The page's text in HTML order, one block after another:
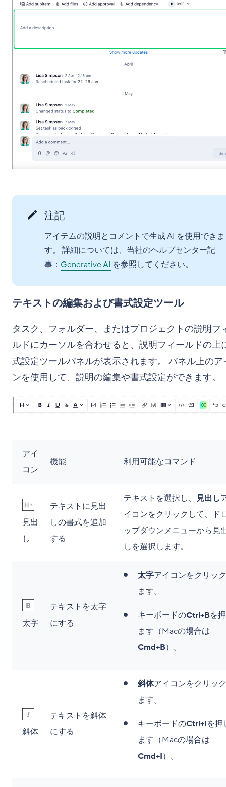
注記
アイテムの説明とコメントで生成 AI を使用できま
す。 詳細については、当社のヘルプセンター記
事： Generative AI を参照してください。
テキストの編集および書式設定ツール
タスク、フォルダー、またはプロジェクトの説明フ
ルドにカーソルを合わせると、説明フィールドの上
式設定ツールパネルが表示されます。 パネル上のア
ンを使用して、説明の編集や書式設定ができます。
アイ
コン
機能 利用可能なコマンド
見出
し
テキストに見出
しの書式を追加
する
テキストを選択し、 見出し
イコンをクリックして、ド
ップダウンメニューから見
しを選択します。
太字
テキストを太字
にする
太字アイコンをクリッ
ます。
キーボードのCtrl+Bを
ます（Macの場合は
Cmd+B）。
斜体
テキストを斜体
にする
斜体アイコンをクリッ
ます。
キーボードのCtrl+Iを押
ます（Macの場合は
Cmd+I）。